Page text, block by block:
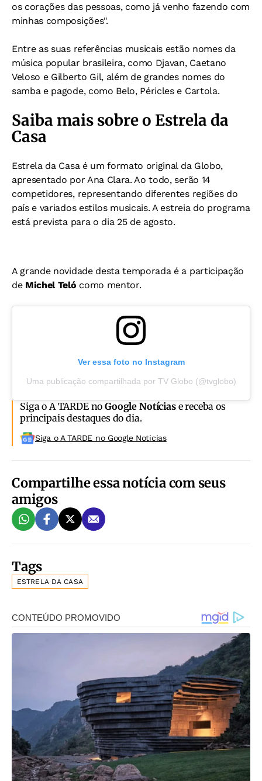
os corações das pessoas, como já venho fazendo com
minhas composições".
Entre as suas referências musicais estão nomes da
música popular brasileira, como Djavan, Caetano
Veloso e Gilberto Gil, além de grandes nomes do
samba e pagode, como Belo, Péricles e Cartola.
Saiba mais sobre o Estrela da
Casa
Estrela da Casa é um formato original da Globo,
apresentado por Ana Clara. Ao todo, serão 14
competidores, representando diferentes regiões do
país e variados estilos musicais. A estreia do programa
está prevista para o dia 25 de agosto.
A grande novidade desta temporada é a participação
de Michel Teló como mentor.
Ver essa foto no Instagram
Uma publicação compartilhada por TV Globo (@tvglobo)
Siga o A TARDE noGoogle Notíciase receba os
principais destaques do dia.
Siga o A TARDE no Google Noticias
Compartilhe essa notícia com seus
amigos
Tags
ESTRELA DA CASA